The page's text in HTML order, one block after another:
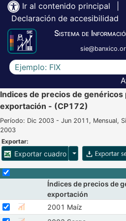
Ir al contenido principal
Declaración de accesibilidad
Sistema de
Escriba el texto a buscar
Indices de precios de genéricos
exportación - (CP172)
Período: Dic 2003 - Jun 2011, Mensual,
2003
Exportar:
Exportar cuadro Opciones para
Selecciona o desmarca todas las
Índices de precios de
exportación
Seleccione sus series
Seleccionar serie 2001 Maíz
2001 Maíz